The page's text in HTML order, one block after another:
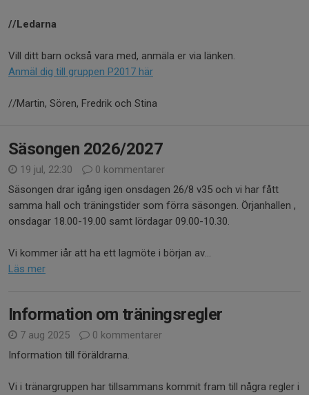
//Ledarna
Vill ditt barn också vara med, anmäla er via länken.
Anmäl dig till gruppen P2017 här
//Martin, Sören, Fredrik och Stina
Säsongen 2026/2027
19 jul, 22:30
0 kommentarer
Säsongen drar igång igen onsdagen 26/8 v35 och vi har fått
samma hall och träningstider som förra säsongen. Örjanhallen ,
onsdagar 18.00-19.00 samt lördagar 09.00-10.30.
Vi kommer iår att ha ett lagmöte i början av...
Läs mer
Information om träningsregler
7 aug 2025
0 kommentarer
Information till föräldrarna.
Vi i tränargruppen har tillsammans kommit fram till några regler i